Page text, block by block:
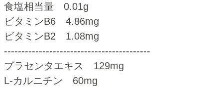
食塩相当量 0.01g
ビタミンB6 4.86mg
ビタミンB2 1.08mg
------------------------------------------
プラセンタエキス 129mg
L-カルニチン 60mg